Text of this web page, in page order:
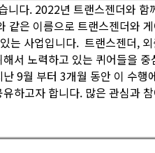
니다. 2022년 트랜스젠더와
같은 이름으로 트랜스젠더와
는 사업입니다. 트랜스젠더,
서 노력하고 있는 퀴어들을
9월 부터 3개월 동안 이 수행
하고자 합니다. 많은 관심과